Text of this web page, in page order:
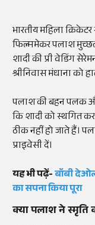
भारतीय महिला
फिल्ममेकर पलाश
शादी की प्री वेडिंग
श्रीनिवास मंधाना को
पलाश की बहन पलक
कि शादी को स्थगित
ठीक नहीं हो जाते हैं।
प्राइवेसी दें।
यह भी पढ़ें-बॉबी
का सपना किया पूरा
क्या पलाश ने स्मृति